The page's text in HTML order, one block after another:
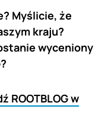
Myślicie, że
kraju?
wyceniony
ROOTBLOG w